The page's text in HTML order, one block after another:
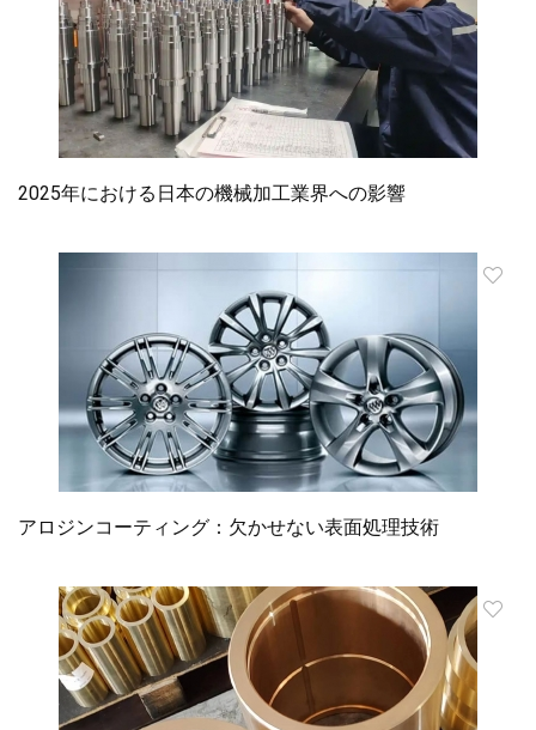
2025年における日本の機械加工業界への影響
アロジンコーティング：欠かせない表面処理技術